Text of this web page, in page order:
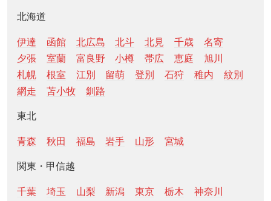
北海道
伊達 函館 北広島 北斗 北見 千歳
名寄
夕張
室蘭 富良野 小樽 帯広 恵庭
旭川
札幌
根室 江別 留萌 登別 石狩 稚内
紋別
網走
苫小牧 釧路
東北
青森 秋田 福島 岩手 山形 宮城
関東・甲信越
千葉 埼玉 山梨 新潟 東京 栃木
神奈川